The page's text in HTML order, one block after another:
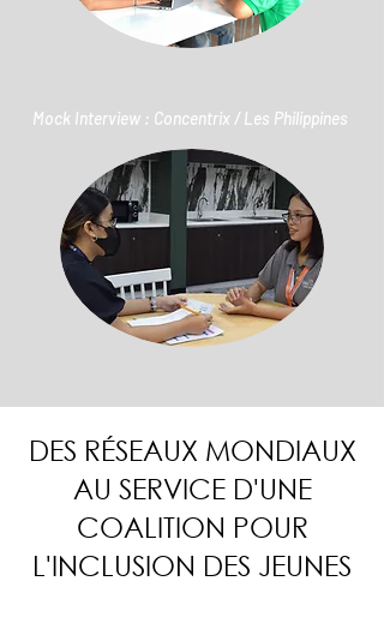
Mock Interview : Concentrix / Les Philippines
DES RÉSEAUX MONDIAUX
AU SERVICE D'UNE
COALITION POUR
L'INCLUSION DES JEUNES